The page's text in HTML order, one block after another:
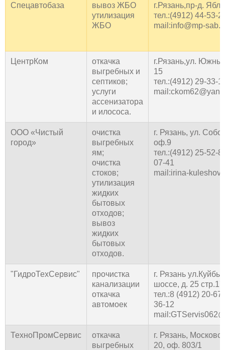
Спецавтобаза
вывоз ЖБО
утилизация
ЖБО
г.Рязань,пр-д.
тел.:(4912) 44-53-
mail:info@mp-
ЦентрКом
откачка
выгребных и
септиков;
услуги
ассенизатора
и илососа.
г.Рязань,ул.
15
тел.:(4912) 29-33-
ООО «Чистый
город»
очистка
выгребных
ям;
очистка
стоков;
утилизация
жидких
бытовых
отходов;
вывоз
жидких
бытовых
отходов.
г. Рязань, ул.
оф.9
тел.:(4912) 25-52-
07-41
mail:irina-
"ГидроТехСервис"
прочистка
канализации
откачка
автомоек
г. Рязань
шоссе, д. 25 стр.17
тел.:8 (4912) 20-
36-12
ТехноПромСервис
откачка
выгребных
г. Рязань,
20, оф. 803/1